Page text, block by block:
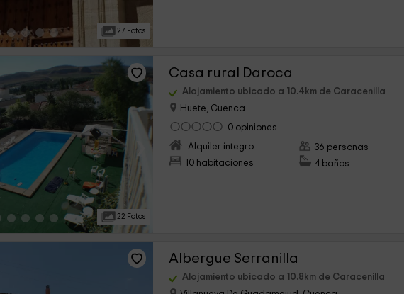
27 Fotos
›
22 Fotos
Casa rural Daroca
Alojamiento ubicado a 10.4km de Caracenilla
Huete, Cuenca
0 opiniones
Alquiler íntegro
10 habitaciones
36 personas
4 baños
Albergue Serranilla
Alojamiento ubicado a 10.8km de Caracenilla